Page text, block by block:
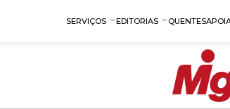
SERVIÇOS EDITORIAS QUENTES